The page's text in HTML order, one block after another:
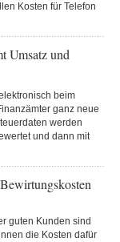
Kosten für Telefon
Umsatz und
beim
ganz neue
werden
und dann mit
guten Kunden sind
die Kosten dafür